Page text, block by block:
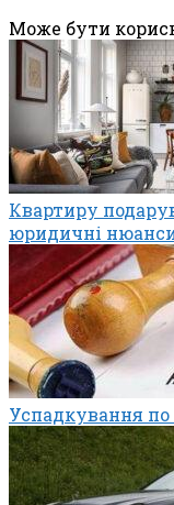
Може бути
Квартиру
юридичні
Успадкування по